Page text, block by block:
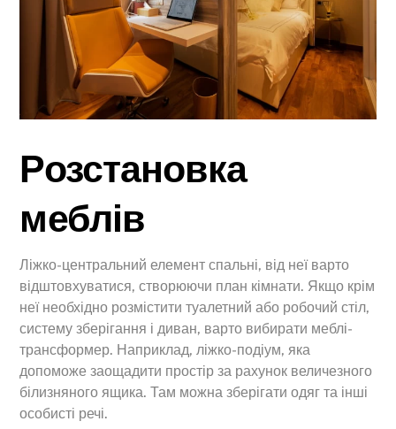
Розстановка
меблів
Ліжко-центральний елемент спальні, від неї варто
відштовхуватися, створюючи план кімнати. Якщо крім
неї необхідно розмістити туалетний або робочий стіл,
систему зберігання і диван, варто вибирати меблі-
трансформер. Наприклад, ліжко-подіум, яка
допоможе заощадити простір за рахунок величезного
білизняного ящика. Там можна зберігати одяг та інші
особисті речі.